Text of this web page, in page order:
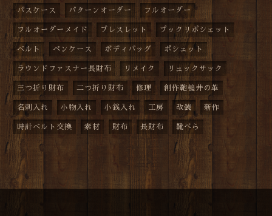
パスケース パターンオーダー フルオーダー
フルオーダーメイド ブレスレット プックリポシェット
ベルト ペンケース ボディバッグ ポシェット
ラウンドファスナー長財布 リメイク リュックサック
三つ折り財布 二つ折り財布 修理 創作鞄槌井の革
名刺入れ 小物入れ 小銭入れ 工房 改装 新作
時計ベルト交換 素材 財布 長財布 靴べら